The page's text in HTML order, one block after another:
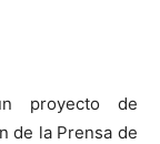
proyecto de
de la Prensa de